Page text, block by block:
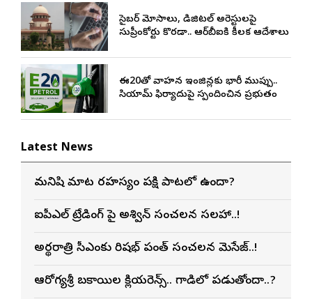
సైబర్ మోసాలు, డిజిటల్ అరెస్టులపై
సుప్రీంకోర్టు కొరడా.. ఆర్‌బీఐకి కీలక ఆదేశాలు
ఈ20తో వాహన ఇంజిన్లకు భారీ ముప్పు..
సియామ్ ఫిర్యాదుపై స్పందించిన ప్రభుత్వం
Latest News
మనిషి మాట రహస్యం పక్షి పాటలో ఉందా?
ఐపీఎల్ ట్రేడింగ్ పై అశ్విన్ సంచలన సలహా..!
అర్థరాత్రి సీఎంకు రిషభ్ పంత్ సంచలన మెసేజ్..!
ఆరోగ్యశ్రీ బకాయిల క్లియరెన్స్.. గాడిలో పడుతోందా..?